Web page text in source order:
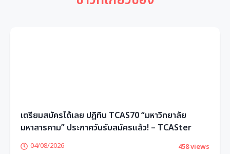
เตรียมสมัครได้เลย ปฏิทิน TCAS70 “มหาวิทยาลัย
มหาสารคาม” ประกาศวันรับสมัครแล้ว! – TCASter
04/08/2026 458 views